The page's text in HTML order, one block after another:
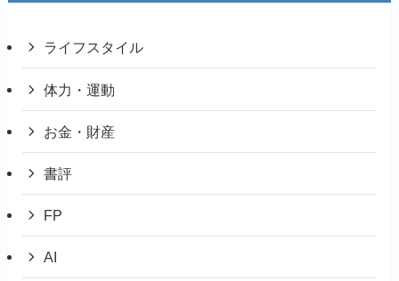
ライフスタイル
体力・運動
お金・財産
書評
FP
AI